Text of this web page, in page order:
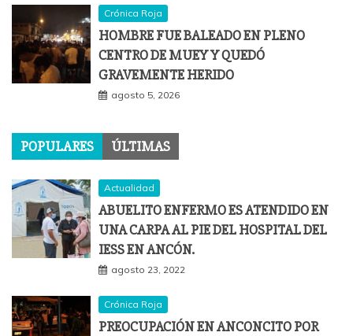
Crónica Roja
HOMBRE FUE BALEADO EN PLENO
CENTRO DE MUEY Y QUEDÓ
GRAVEMENTE HERIDO
agosto 5, 2026
POPULARES ÚLTIMAS
Actualidad
ABUELITO ENFERMO ES ATENDIDO EN
UNA CARPA AL PIE DEL HOSPITAL DEL
IESS EN ANCÓN.
agosto 23, 2022
Crónica Roja
PREOCUPACIÓN EN ANCONCITO POR